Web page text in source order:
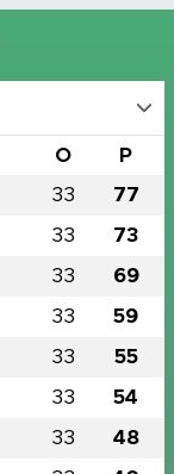
O P
33 77
33 73
33 69
33 59
33 55
33 54
33 48